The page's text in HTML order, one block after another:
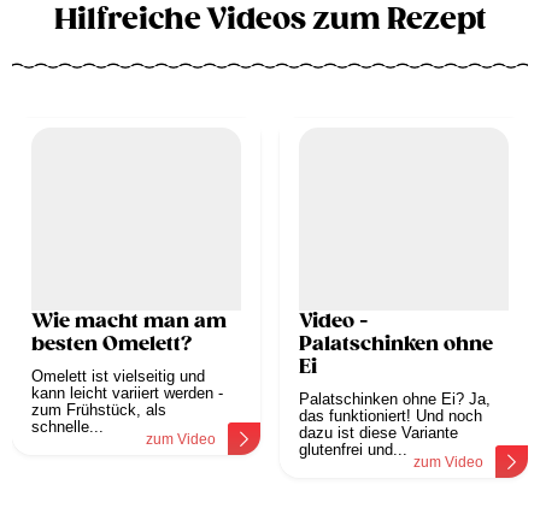
Hilfreiche Videos zum Rezept
Wie macht man am
besten Omelett?
Omelett ist vielseitig und
kann leicht variiert werden -
zum Frühstück, als
schnelle...
zum Video
Video -
Palatschinken ohne
Ei
Palatschinken ohne Ei? Ja,
das funktioniert! Und noch
dazu ist diese Variante
glutenfrei und...
zum Video